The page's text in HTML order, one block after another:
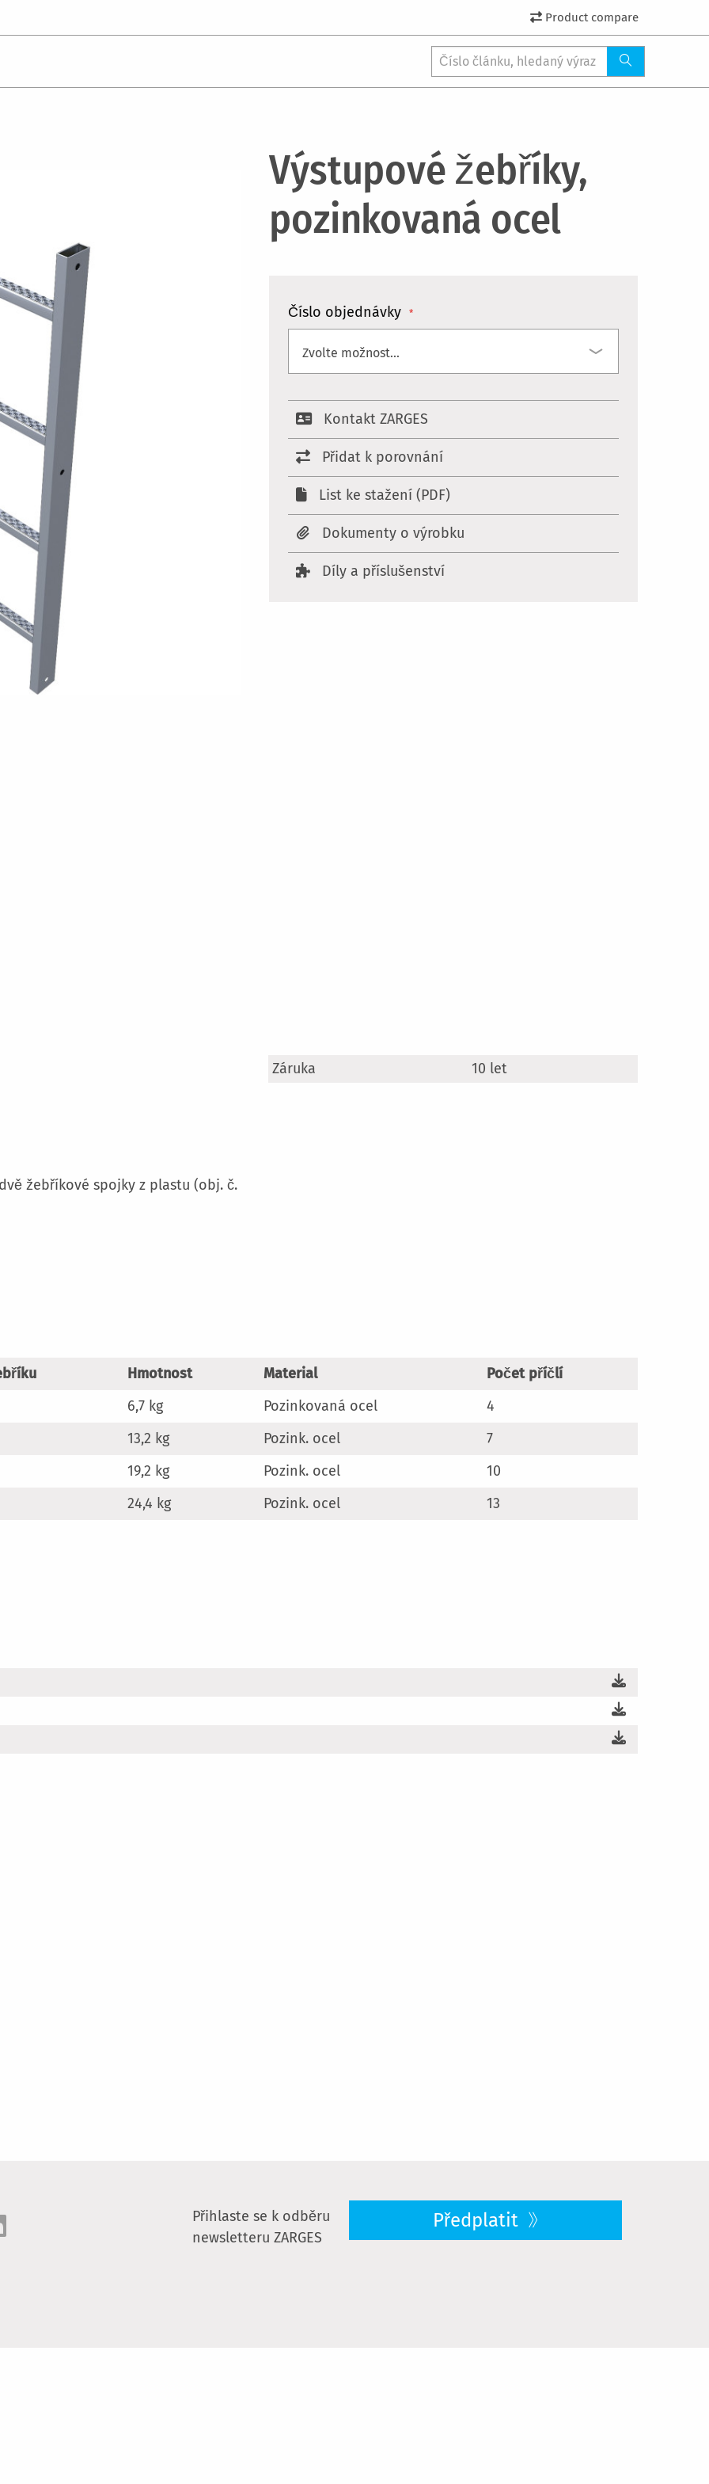
Product compare
Výstupové žebříky,
pozinkovaná ocel
Číslo objednávky
Kontakt ZARGES
Přidat k porovnání
List ke stažení (PDF)
Dokumenty o výrobku
Díly a příslušenství
žebříkové spojky z plastu (obj. č.
Více
Záruka 10 let
Hmotnost Material
Počet příčlí
6,7 kg Pozinkovaná ocel
4
13,2 kg Pozink. ocel
7
19,2 kg Pozink. ocel
10
24,4 kg Pozink. ocel 13
Přihlaste se k odběru
newsletteru ZARGES
Předplatit